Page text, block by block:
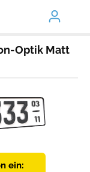
Optik Matt
ein: